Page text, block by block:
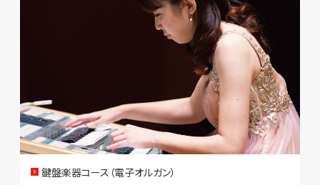
鍵盤楽器コース（電子オルガン）